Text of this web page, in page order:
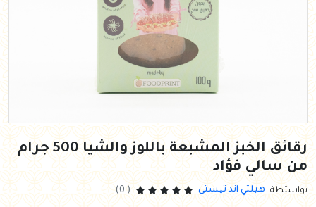
رقائق الخبز المشبعة باللوز والشيا 500 جرام
من سالي فؤاد
بواستطة هيلثي اند تيستى ( 0)